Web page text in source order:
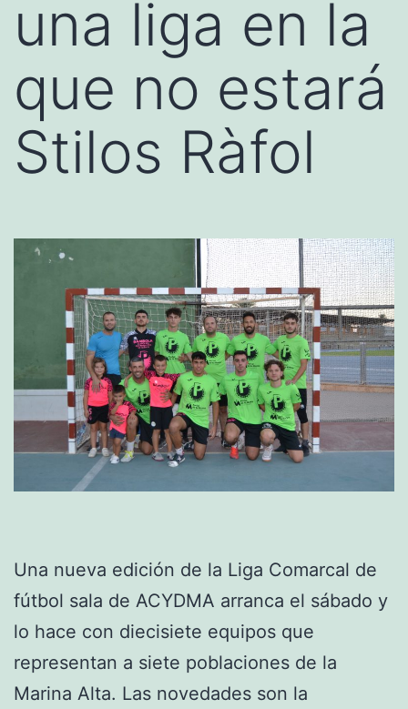
una liga en la
que no estará
Stilos Ràfol
Una nueva edición de la Liga Comarcal de
fútbol sala de ACYDMA arranca el sábado y
lo hace con diecisiete equipos que
representan a siete poblaciones de la
Marina Alta. Las novedades son la